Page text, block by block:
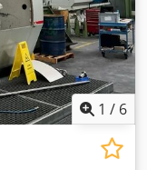
1 / 6